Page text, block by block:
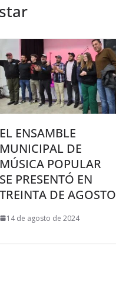
EL ENSAMBLE
MUNICIPAL DE
MÚSICA POPULAR
SE PRESENTÓ EN
TREINTA DE AGOSTO
14 de agosto de 2024